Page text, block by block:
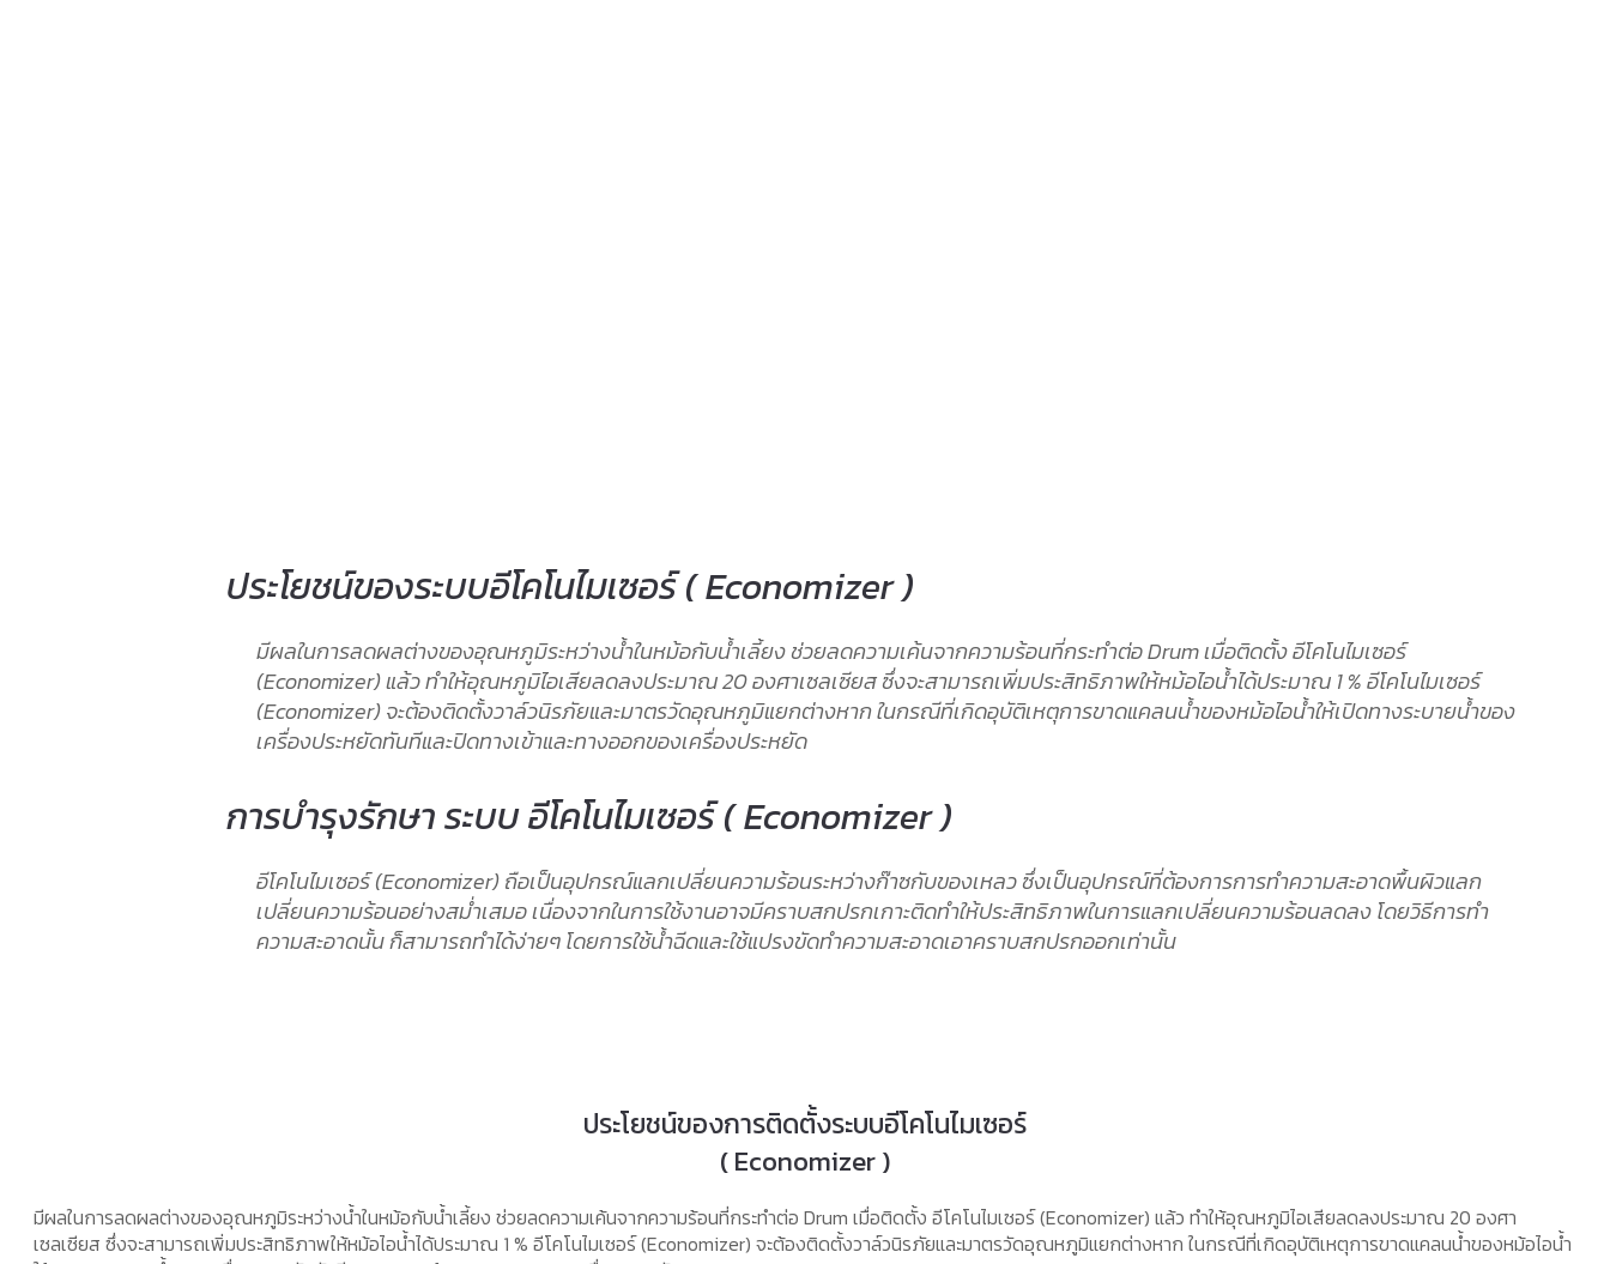
ประโยชน์ของระบบอีโคโนไมเซอร์ ( Economizer )
มีผลในการลดผลต่างของอุณหภูมิระหว่างน้ำในหม้อกับน้ำเลี้ยง ช่วยลดความเค้นจากความร้อนที่กระทำต่อ Drum เมื่อติดตั้ง อีโคโนไมเซอร์
(Economizer) แล้ว ทำให้อุณหภูมิไอเสียลดลงประมาณ 20 องศาเซลเซียส ซึ่งจะสามารถเพิ่มประสิทธิภาพให้หม้อไอน้ำได้ประมาณ 1 % อีโคโนไมเซอร์
(Economizer) จะต้องติดตั้งวาล์วนิรภัยและมาตรวัดอุณหภูมิแยกต่างหาก ในกรณีที่เกิดอุบัติเหตุการขาดแคลนน้ำของหม้อไอน้ำให้เปิดทางระบายน้ำของ
เครื่องประหยัดทันทีและปิดทางเข้าและทางออกของเครื่องประหยัด
การบํารุงรักษา ระบบ อีโคโนไมเซอร์ ( Economizer )
อีโคโนไมเซอร์ (Economizer) ถือเป็นอุปกรณ์แลกเปลี่ยนความร้อนระหว่างก๊าซกับของเหลว ซึ่งเป็นอุปกรณ์ที่ต้องการการทําความสะอาดพื้นผิวแลก
เปลี่ยนความร้อนอย่างสม่ำเสมอ เนื่องจากในการใช้งานอาจมีคราบสกปรกเกาะติดทําให้ประสิทธิภาพในการแลกเปลี่ยนความร้อนลดลง โดยวิธีการทํา
ความสะอาดนั้น ก็สามารถทําได้ง่ายๆ โดยการใช้น้ำฉีดและใช้แปรงขัดทําความสะอาดเอาคราบสกปรกออกเท่านั้น
ประโยชน์ของการติดตั้งระบบอีโคโนไมเซอร์
( Economizer )
มีผลในการลดผลต่างของอุณหภูมิระหว่างน้ำในหม้อกับน้ำเลี้ยง ช่วยลดความเค้นจากความร้อนที่กระทำต่อ Drum เมื่อติดตั้ง อีโคโนไมเซอร์ (Economizer) แล้ว ทำให้อุณหภูมิไอเสียลดลงประมาณ 20 องศา
เซลเซียส ซึ่งจะสามารถเพิ่มประสิทธิภาพให้หม้อไอน้ำได้ประมาณ 1 % อีโคโนไมเซอร์ (Economizer) จะต้องติดตั้งวาล์วนิรภัยและมาตรวัดอุณหภูมิแยกต่างหาก ในกรณีที่เกิดอุบัติเหตุการขาดแคลนน้ำของหม้อไอน้ำ